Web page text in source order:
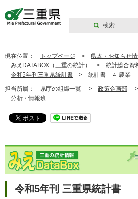
検索
現在位置： トップページ > 県政・お知らせ
みえDATABOX（三重の統計）
> 統計総合資
令和5年刊三重県統計書 > 統計書 ４ 農業
担当所属： 県庁の組織一覧 > 政策企画部 >
分析・情報班
令和5年刊 三重県統計書